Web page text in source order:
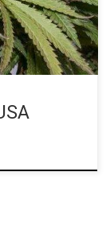
Greg
Agriculture.